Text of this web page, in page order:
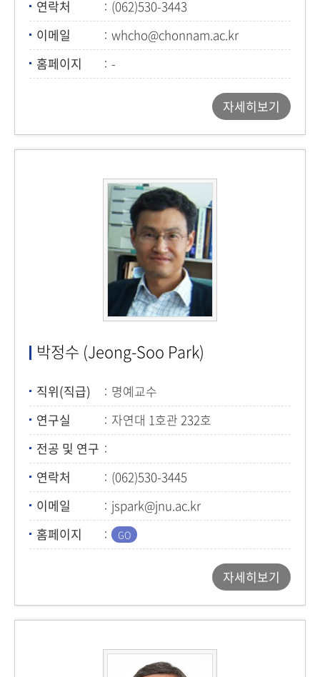
연락처
(062)530-3443
이메일
whcho@chonnam.ac.kr
홈페이지
-
자세히보기
박정수 (Jeong-Soo Park)
직위(직급)
명예교수
연구실
자연대 1호관 232호
전공 및 연구
연락처
(062)530-3445
이메일
jspark@jnu.ac.kr
홈페이지
자세히보기